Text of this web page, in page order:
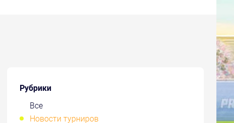
Рубрики
Все
Новости турниров